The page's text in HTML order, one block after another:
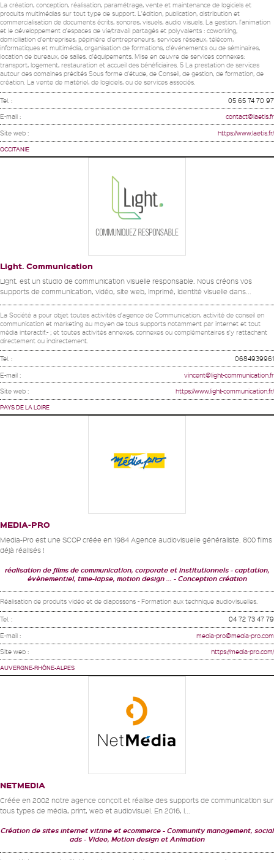
La création, conception, réalisation, paramétrage, vente et maintenance de logiciels et
produits multimédias sur tout type de support. L'édition, publication, distribution et
commercialisation de documents écrits, sonores, visuels, audio visuels. La gestion, l'animation
et le développement d'espaces de vie/travail partagés et polyvalents : coworking,
domiciliation d'entreprises, pépinière d'entrepreneurs, services réseaux, télécom,
informatiques et multimédia, organisation de formations, d'événements ou de séminaires,
location de bureaux, de salles. d'équipements. Mise en œuvre de services connexes:
transport, logement, restauration et accueil des bénéficiaires. 5 La prestation de services
autour des domaines précités Sous forme d'étude, de Conseil, de gestion, de formation, de
création. La vente de matériel, de logiciels, ou de services associés.
Tel. : 05 65 74 70 97
E-mail : contact@laetis.fr
Site web : https://www.laetis.fr/
OCCITANIE
Light. Communication
Light. est un studio de communication visuelle responsable. Nous créons vos
supports de communication, vidéo, site web, imprimé, identité visuelle dans...
La Société a pour objet toutes activités d'agence de Communication, activité de conseil en
communication et marketing au moyen de tous supports notamment par internet et tout
média interactif.- ; et toutes activités annexes, connexes ou complémentaires s'y rattachant
directement ou indirectement.
Tel. : 0684939961
E-mail : vincent@light-communication.fr
Site web : https://www.light-communication.fr/
PAYS DE LA LOIRE
MEDIA-PRO
Media-Pro est une SCOP créée en 1984 Agence audiovisuelle généraliste. 800 films
déjà réalisés !
réalisation de films de communication, corporate et institutionnels
captation,
évènementiel, time-lapse, motion design ...
Conception création
Réalisation de produits vidéo et de diapossons - Formation aux technique audiovisuelles.
Tel. : 04 72 73 47 79
E-mail : media-pro@media-pro.com
Site web : https://media-pro.com/
AUVERGNE-RHÔNE-ALPES
NETMEDIA
Créée en 2002 notre agence conçoit et réalise des supports de communication sur
tous types de média, print, web et audiovisuel. En 2016, l...
Création de sites internet vitrine et ecommerce
Community management, social
ads
Video, Motion design et Animation